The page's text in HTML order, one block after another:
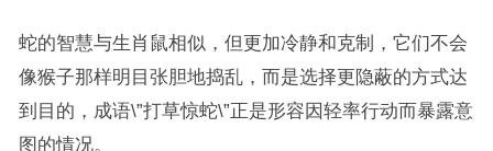
蛇的智慧与生肖鼠相似，但更加冷静和克制，它们不会
像猴子那样明目张胆地捣乱，而是选择更隐蔽的方式达
到目的，成语\”打草惊蛇\”正是形容因轻率行动而暴露意
图的情况。